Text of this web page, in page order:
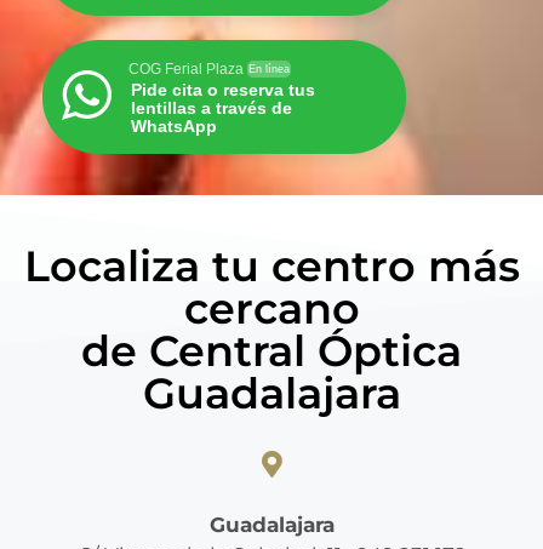
COG Ferial Plaza En línea
Pide cita o reserva tus
lentillas a través de
WhatsApp
Localiza tu centro más
cercano
de Central Óptica
Guadalajara
Guadalajara